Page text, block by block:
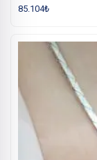
85.104₺